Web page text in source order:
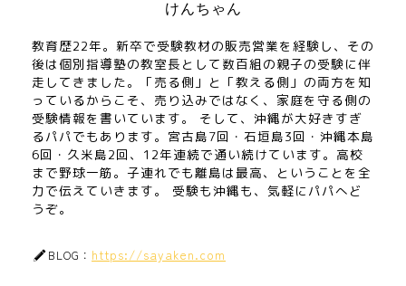
けんちゃん
教育歴22年。新卒で受験教材の販売営業を経験し、その
後は個別指導塾の教室長として数百組の親子の受験に伴
走してきました。「売る側」と「教える側」の両方を知
っているからこそ、売り込みではなく、家庭を守る側の
受験情報を書いています。 そして、沖縄が大好きすぎ
るパパでもあります。宮古島7回・石垣島3回・沖縄本島
6回・久米島2回、12年連続で通い続けています。高校
まで野球一筋。子連れでも離島は最高、ということを全
力で伝えていきます。 受験も沖縄も、気軽にパパへど
うぞ。
BLOG： https://sayaken.com